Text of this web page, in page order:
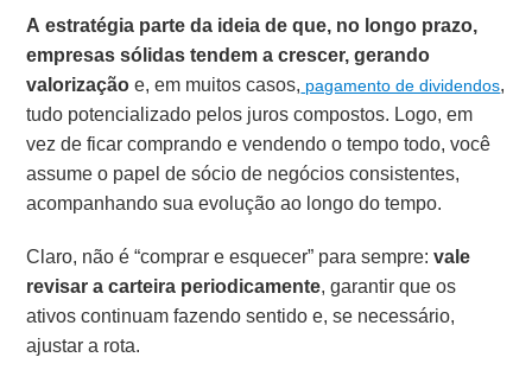
A estratégia parte da ideia de que, no longo prazo,
empresas sólidas tendem a crescer, gerando
valorizaçãoe, em muitos casos, pagamento de dividendos,
tudo potencializado pelos juros compostos. Logo, em
vez de ficar comprando e vendendo o tempo todo, você
assume o papel de sócio de negócios consistentes,
acompanhando sua evolução ao longo do tempo.
Claro, não é “comprar e esquecer” para sempre:vale
revisar a carteira periodicamente, garantir que os
ativos continuam fazendo sentido e, se necessário,
ajustar a rota.